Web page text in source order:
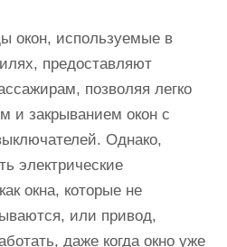
окон, используемые в
предоставляют
позволяя легко
и закрыванием окон с
Однако,
электрические
окна, которые не
или привод,
даже когда окно уже